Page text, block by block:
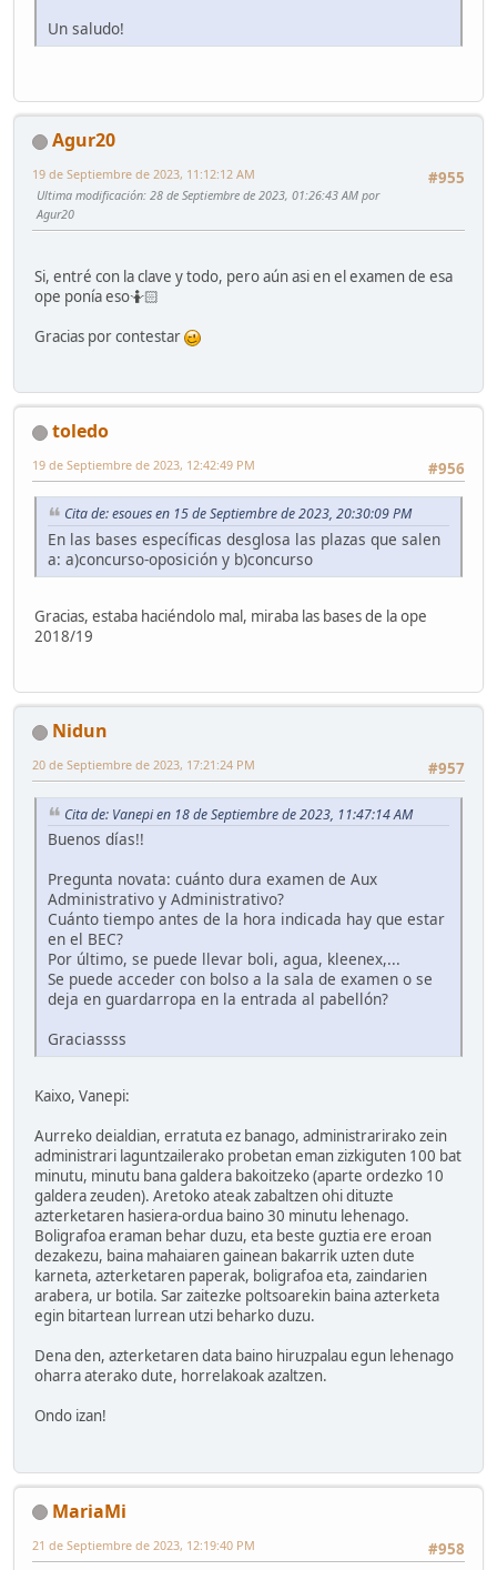
Un saludo!
Agur20
#955
19 de Septiembre de 2023, 11:12:12 AM
Ultima modificación: 28 de Septiembre de 2023, 01:26:43 AM por
Agur20
Si, entré con la clave y todo, pero aún asi en el examen de esa
ope ponía eso🤷🏻
Gracias por contestar
toledo
#956
19 de Septiembre de 2023, 12:42:49 PM
Cita de: esoues en 15 de Septiembre de 2023, 20:30:09 PM
En las bases específicas desglosa las plazas que salen
a: a)concurso-oposición y b)concurso
Gracias, estaba haciéndolo mal, miraba las bases de la ope
2018/19
Nidun
#957
20 de Septiembre de 2023, 17:21:24 PM
Cita de: Vanepi en 18 de Septiembre de 2023, 11:47:14 AM
Buenos días!!
Pregunta novata: cuánto dura examen de Aux
Administrativo y Administrativo?
Cuánto tiempo antes de la hora indicada hay que estar
en el BEC?
Por último, se puede llevar boli, agua, kleenex,...
Se puede acceder con bolso a la sala de examen o se
deja en guardarropa en la entrada al pabellón?
Graciassss
Kaixo, Vanepi:
Aurreko deialdian, erratuta ez banago, administrarirako zein
administrari laguntzailerako probetan eman zizkiguten 100 bat
minutu, minutu bana galdera bakoitzeko (aparte ordezko 10
galdera zeuden). Aretoko ateak zabaltzen ohi dituzte
azterketaren hasiera-ordua baino 30 minutu lehenago.
Boligrafoa eraman behar duzu, eta beste guztia ere eroan
dezakezu, baina mahaiaren gainean bakarrik uzten dute
karneta, azterketaren paperak, boligrafoa eta, zaindarien
arabera, ur botila. Sar zaitezke poltsoarekin baina azterketa
egin bitartean lurrean utzi beharko duzu.
Dena den, azterketaren data baino hiruzpalau egun lehenago
oharra aterako dute, horrelakoak azaltzen.
Ondo izan!
MariaMi
#958
21 de Septiembre de 2023, 12:19:40 PM